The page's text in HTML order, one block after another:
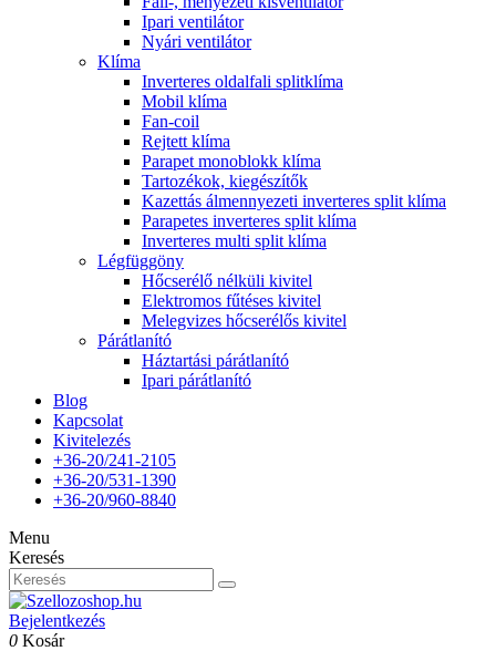
Ipari ventilátor
Nyári ventilátor
Klíma
Inverteres oldalfali splitklíma
Mobil klíma
Fan-coil
Rejtett klíma
Parapet monoblokk klíma
Tartozékok, kiegészítők
Kazettás álmennyezeti inverteres split klíma
Parapetes inverteres split klíma
Inverteres multi split klíma
Légfüggöny
Hőcserélő nélküli kivitel
Elektromos fűtéses kivitel
Melegvizes hőcserélős kivitel
Párátlanító
Háztartási párátlanító
Ipari párátlanító
Blog
Kapcsolat
Kivitelezés
+36-20/241-2105
+36-20/531-1390
+36-20/960-8840
Menu
Keresés
Bejelentkezés
0 Kosár